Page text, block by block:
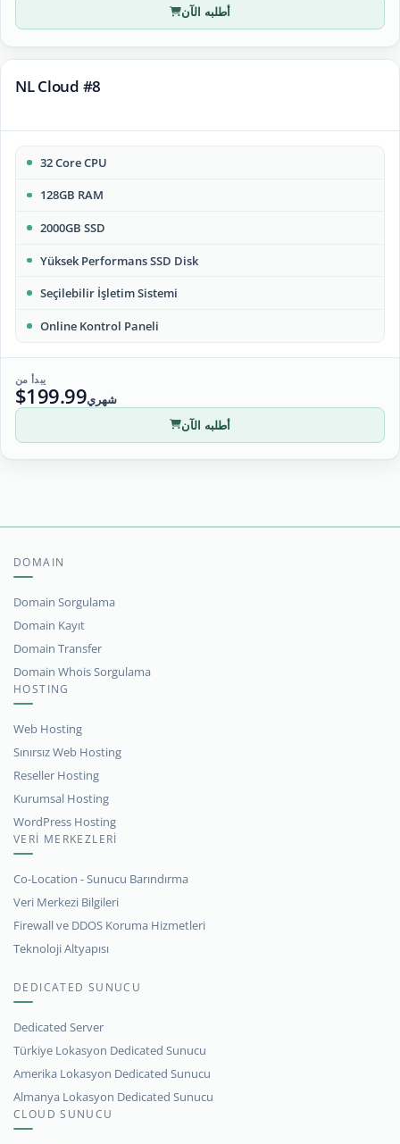
أطلبه الآن
NL Cloud #8
32 Core CPU
128GB RAM
2000GB SSD
Yüksek Performans SSD Disk
Seçilebilir İşletim Sistemi
Online Kontrol Paneli
يبدأ من
$199.99شهري
أطلبه الآن
DOMAIN
Domain Sorgulama
Domain Kayıt
Domain Transfer
Domain Whois Sorgulama
HOSTING
Web Hosting
Sınırsız Web Hosting
Reseller Hosting
Kurumsal Hosting
WordPress Hosting
VERİ MERKEZLERİ
Co-Location - Sunucu Barındırma
Veri Merkezi Bilgileri
Firewall ve DDOS Koruma Hizmetleri
Teknoloji Altyapısı
DEDICATED SUNUCU
Dedicated Server
Türkiye Lokasyon Dedicated Sunucu
Amerika Lokasyon Dedicated Sunucu
Almanya Lokasyon Dedicated Sunucu
CLOUD SUNUCU